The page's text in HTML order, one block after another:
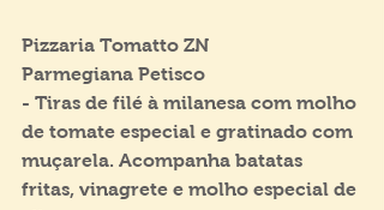
Pizzaria Tomatto ZN
Parmegiana Petisco
- Tiras de filé à milanesa com molho
de tomate especial e gratinado com
muçarela. Acompanha batatas
fritas, vinagrete e molho especial de